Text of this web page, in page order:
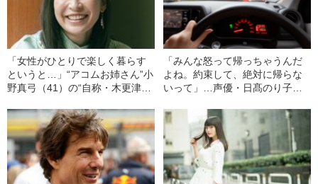
「女性がひとりで楽しく暮らす
というと…」“アコムお姉さん”小
野真弓（41）の“自称・木更津の
「みんな怒って帰っちゃうんだ
よね。約束して、絶対に帰らな
いって」…声優・日髙のり子
ETC音声の収録裏話